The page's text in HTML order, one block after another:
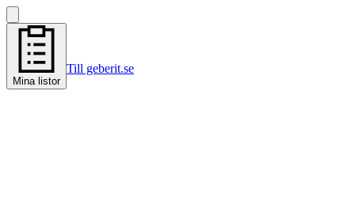
Mina listor
Till geberit.se